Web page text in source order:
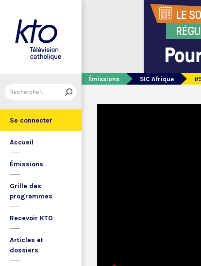
Se connecter
Accueil
Émissions
Grille des
programmes
Recevoir KTO
Articles et
dossiers
Émissions SIC Afrique